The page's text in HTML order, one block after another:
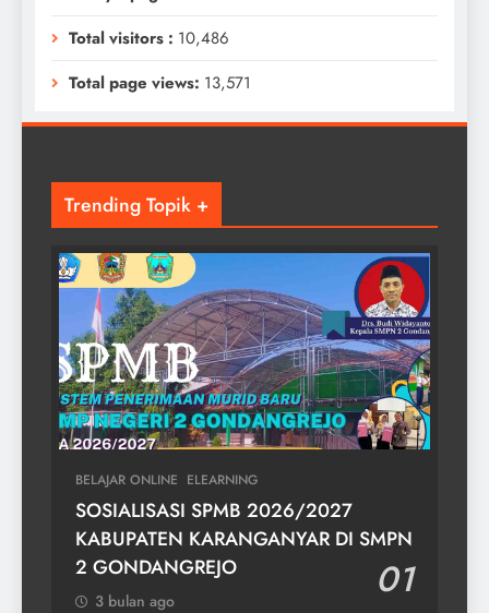
Total visitors : 10,486
Total page views: 13,571
Trending Topik +
BELAJAR ONLINE ELEARNING
SOSIALISASI SPMB 2026/2027
KABUPATEN KARANGANYAR DI SMPN
2 GONDANGREJO
01
3 bulan ago